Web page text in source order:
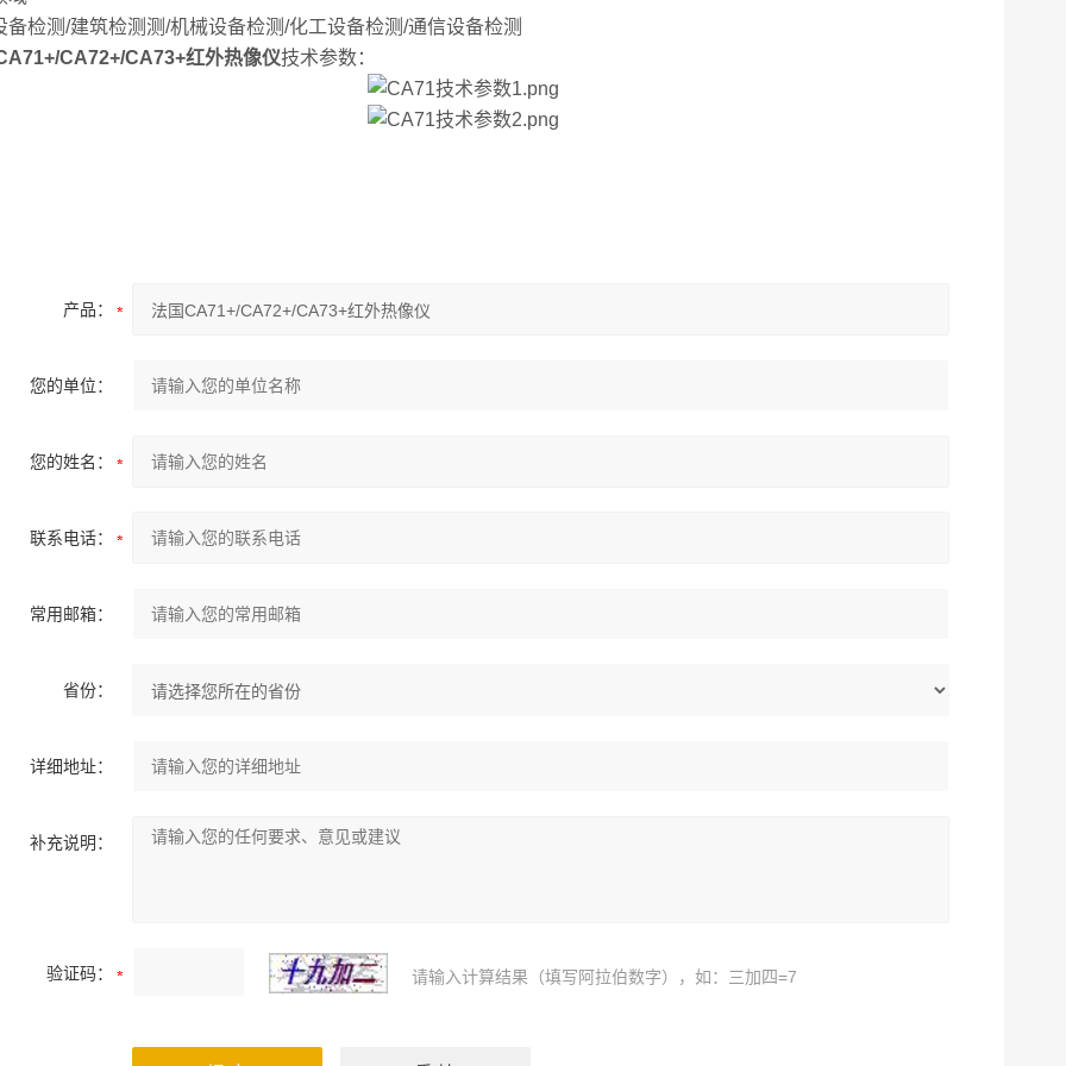
备检测/建筑检测测/机械设备检测/化工设备检测/通信设备检测
CA72+/CA73+红外热像仪技术参数：
产品：
您的单位：
您的姓名：
联系电话：
常用邮箱：
省份：
详细地址：
补充说明：
验证码： 请输入计算结果（填写阿拉伯数字），如：三加四=7